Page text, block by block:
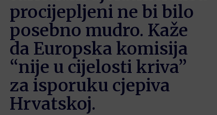
procijepljeni ne bi bilo
posebno mudro. Kaže
da Europska komisija
“nije u cijelosti kriva”
za isporuku cjepiva
Hrvatskoj.